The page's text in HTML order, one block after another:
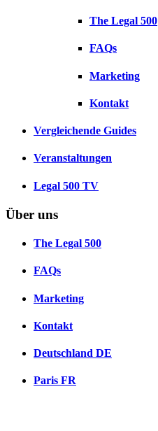
The Legal 500
FAQs
Marketing
Kontakt
Vergleichende Guides
Veranstaltungen
Legal 500 TV
Über uns
The Legal 500
FAQs
Marketing
Kontakt
Deutschland DE
Paris FR